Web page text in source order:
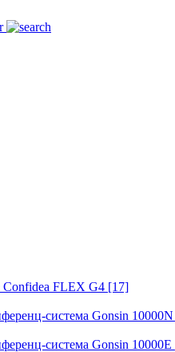
Confidea FLEX G4 [17]
система Gonsin 10000N
система Gonsin 10000E